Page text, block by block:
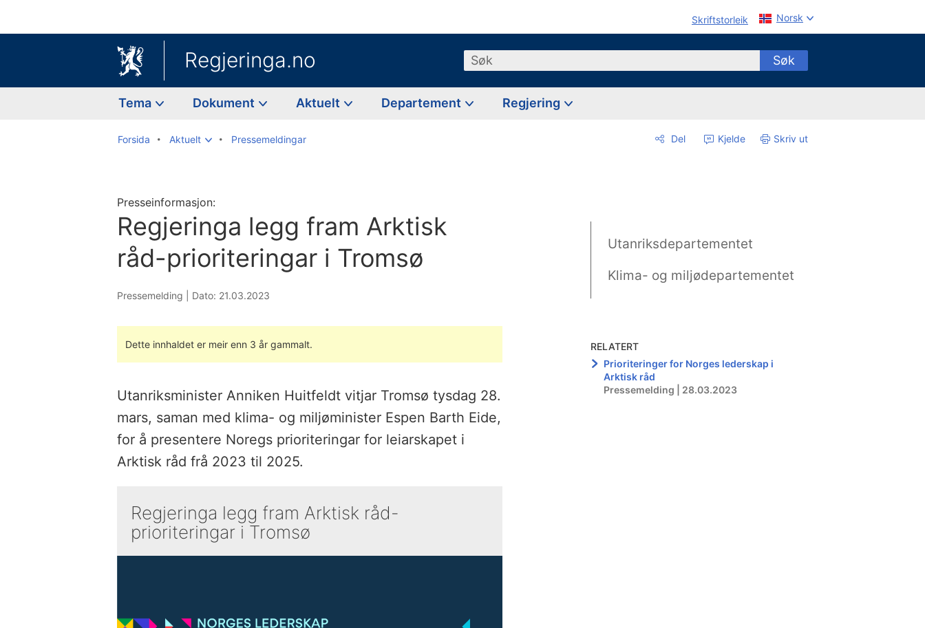
Skriftstorleik Norsk
Regjeringa.no Søk Søk
Tema Dokument Aktuelt Departement Regjering
Forsida Aktuelt Pressemeldingar Del Kjelde Skriv ut
Presseinformasjon:
Regjeringa legg fram Arktisk
råd-prioriteringar i Tromsø
Pressemelding | Dato: 21.03.2023
Dette innhaldet er meir enn 3 år gammalt.
Utanriksminister Anniken Huitfeldt vitjar Tromsø tysdag 28.
mars, saman med klima- og miljøminister Espen Barth Eide,
for å presentere Noregs prioriteringar for leiarskapet i
Arktisk råd frå 2023 til 2025.
Regjeringa legg fram Arktisk råd-
prioriteringar i Tromsø
Utanriksdepartementet
Klima- og miljødepartementet
RELATERT
Prioriteringer for Norges lederskap i
Arktisk råd
Pressemelding | 28.03.2023